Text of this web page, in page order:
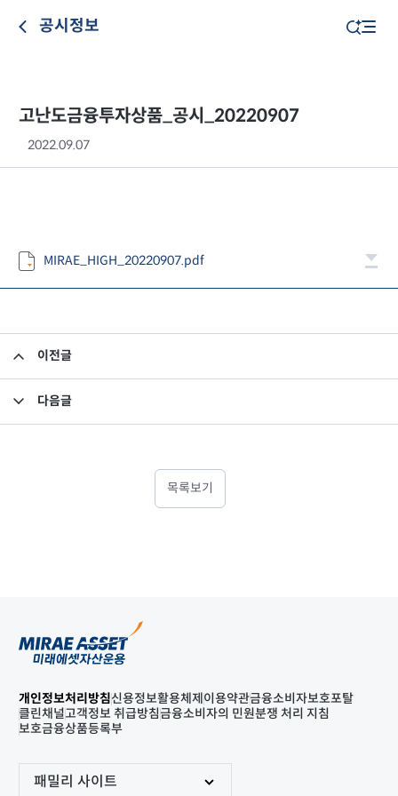
공시정보
고난도금융투자상품_공시_20220907
2022.09.07
MIRAE_HIGH_20220907.pdf
이전글
다음글
목록보기
개인정보처리방침신용정보활용체제 이용약관금융소비자보호포탈
클린채널고객정보 취급방침금융소비자의 민원분쟁 처리 지침
보호금융상품등록부
패밀리 사이트